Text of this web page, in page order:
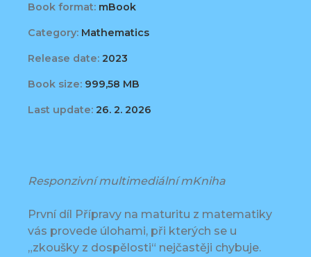
Book format: mBook
Category: Mathematics
Release date: 2023
Book size: 999,58 MB
Last update: 26. 2. 2026
Responzivní multimediální mKniha
První díl Přípravy na maturitu z matematiky
vás provede úlohami, při kterých se u
„zkoušky z dospělosti“ nejčastěji chybuje.